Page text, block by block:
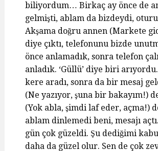
biliyordum… Birkaç ay önce de
gelmişti, ablam da bizdeydi,
Akşama doğru annen (Markete
diye çıktı, telefonunu bizde
önce anlamadık, sonra telefon
anladık. ‘Güllü’ diye biri
kere aradı, sonra da bir mesaj
(Ne yazıyor, şuna bir bakayım!)
(Yok abla, şimdi laf eder, açma!)
ablam dinlemedi beni, mesajı
gün çok güzeldi. Şu dediğimi
daha da güzel olur. Sen de çok